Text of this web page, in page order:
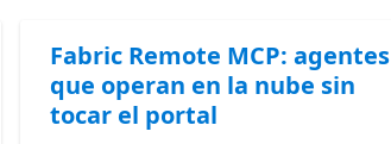
Fabric Remote MCP: agentes
que operan en la nube sin
tocar el portal